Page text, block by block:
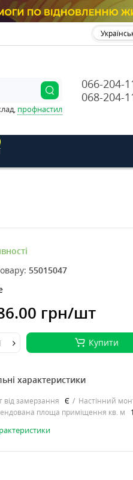
066-204-
068-204-
профнастил
55015047
грн/шт
Купити
характеристики
від замерзання Є Настінний
площа приміщення кв. м